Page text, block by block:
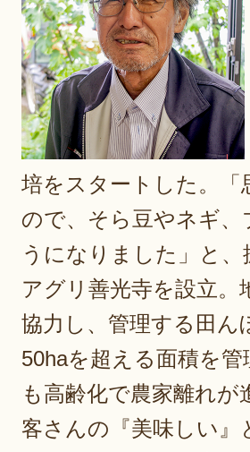
培をスタートした。
ので、そら豆やネギ
うになりました」と
アグリ善光寺を設立。
協力し、管理する田ん
50haを超える面積を
も高齢化で農家離れ
客さんの『美味しい